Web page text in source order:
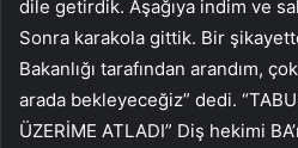
dile getirdik. Aşağıya indim ve
Sonra karakola gittik. Bir
Bakanlığı tarafından arandım,
arada bekleyeceğiz” dedi.
ÜZERİME ATLADI” Diş hekimi